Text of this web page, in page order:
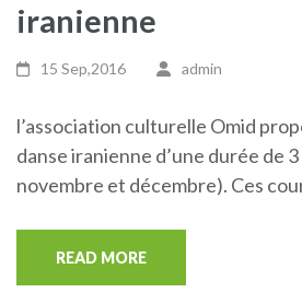
iranienne
15 Sep,2016 admin
l’association culturelle Omid
danse iranienne d’une durée de
novembre et décembre). Ces
READ MORE